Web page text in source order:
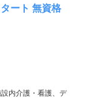
ート 無資格
内介護・看護、デ